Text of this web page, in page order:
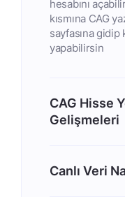
hesabını
kısmına CAG
sayfasına gidip
yapabilirsin
CAG Hisse
Gelişmeleri
Canlı Veri